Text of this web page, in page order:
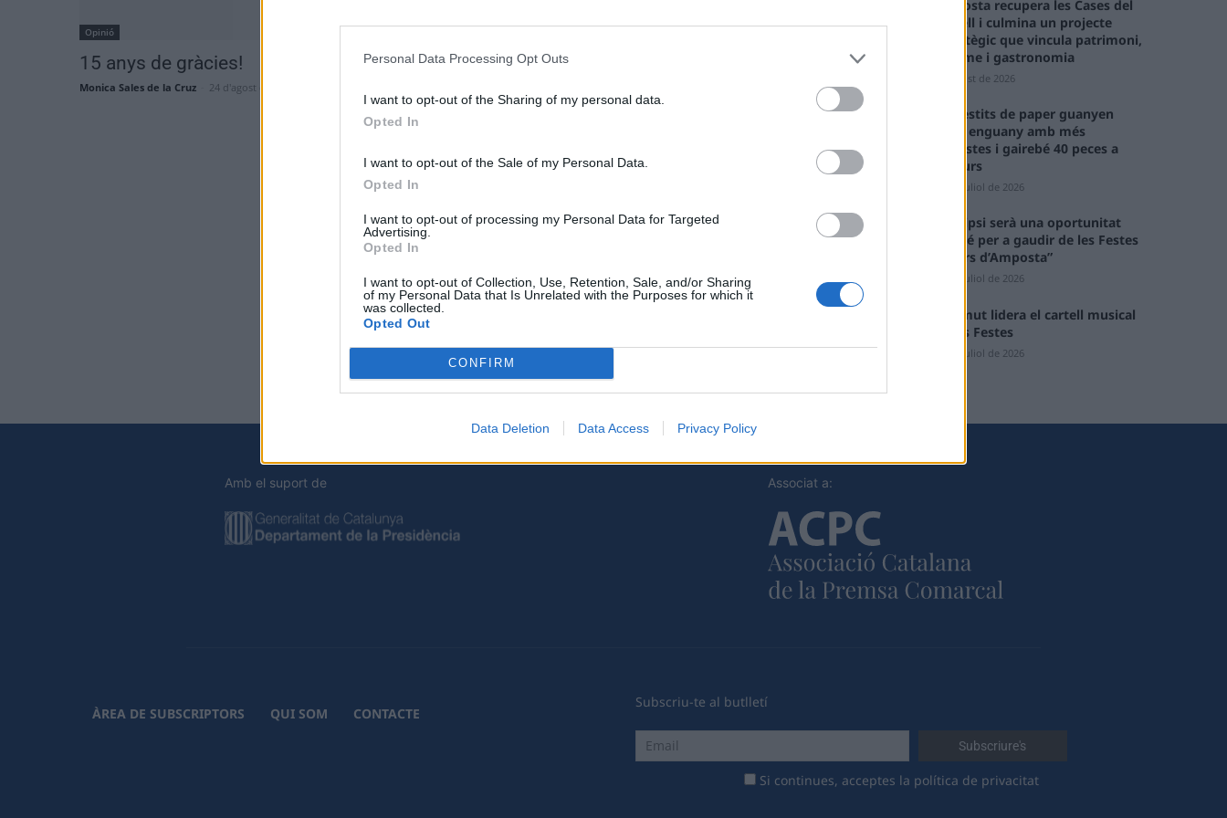
Personal Data Processing Opt Outs
I want to opt-out of the Sharing of my personal data.
Opted In
I want to opt-out of the Sale of my Personal Data.
Opted In
I want to opt-out of processing my Personal Data for Targeted
Advertising.
Opted In
I want to opt-out of Collection, Use, Retention, Sale, and/or Sharing
of my Personal Data that Is Unrelated with the Purposes for which it
was collected.
Opted Out
CONFIRM
Data Deletion Data Access Privacy Policy
Opinió
15 anys de gràcies!
Monica Sales de la Cruz 24 d'agost de 2021
Amposta recupera les Cases del
Castell i culmina un projecte
estratègic que vincula patrimoni,
turisme i gastronomia
6 d'agost de 2026
Els vestits de paper guanyen
força enguany amb més
modistes i gairebé 40 peces a
concurs
31 de juliol de 2026
“L’eclipsi serà una oportunitat
també per a gaudir de les Festes
Majors d’Amposta”
31 de juliol de 2026
Blaumut lidera el cartell musical
de les Festes
31 de juliol de 2026
Amb el suport de Associat a:
ÀREA DE SUBSCRIPTORS QUI SOM CONTACTE
Subscriu-te al butlletí
Si continues, acceptes la política de privacitat